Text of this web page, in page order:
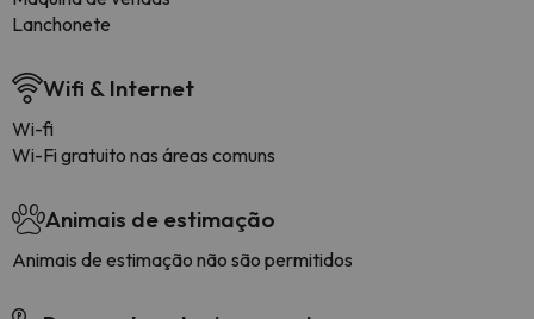
Lanchonete
Wifi & Internet
Wi-fi
Wi-Fi gratuito nas áreas comuns
Animais de estimação
Animais de estimação não são permitidos